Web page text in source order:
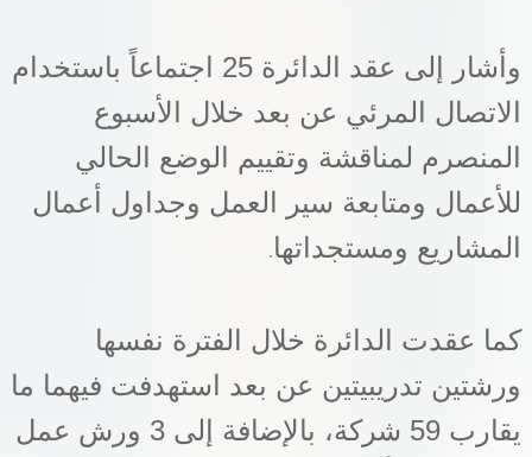
وأشار إلى عقد الدائرة 25 اجتماعاً باستخدام
الاتصال المرئي عن بعد خلال الأسبوع
المنصرم لمناقشة وتقييم الوضع الحالي
للأعمال ومتابعة سير العمل وجداول أعمال
المشاريع ومستجداتها.
كما عقدت الدائرة خلال الفترة نفسها
ورشتين تدريبيتين عن بعد استهدفت فيهما ما
يقارب 59 شركة، بالإضافة إلى 3 ورش عمل